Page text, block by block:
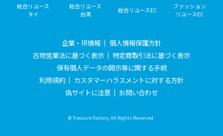
総合リユース
タイ
総合リユース
台湾
総合リユースEC
ファッション
リユースEC
企業・IR情報
個人情報保護方針
古物営業法に基づく表示
特定商取引法に基づく表示
保有個人データの開示等に関する手続
利用規約
カスタマーハラスメントに対する方針
偽サイトに注意
お問い合わせ
© Treasure Factory, All Rights Reserved.